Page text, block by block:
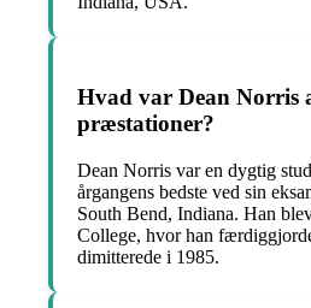
Hvad var Dean Norris
præstationer?
Dean Norris var en dygtig
årgangens bedste ved sin
South Bend, Indiana. Han
College, hvor han
dimitterede i 1985.